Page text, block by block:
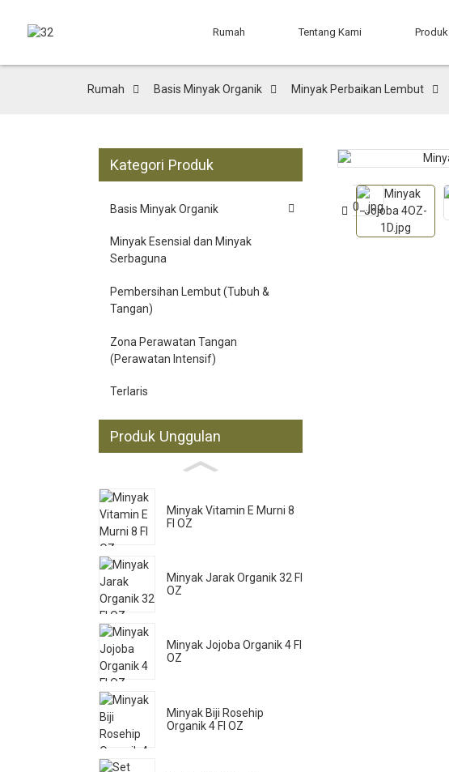
Rumah Tentang Kami Produk
Rumah Basis Minyak Organik Minyak Perbaikan Lembut
Kategori Produk
Basis Minyak Organik
Minyak Esensial dan Minyak
Serbaguna
Pembersihan Lembut (Tubuh &
Tangan)
Zona Perawatan Tangan
(Perawatan Intensif)
Terlaris
Produk Unggulan
Minyak Vitamin E Murni 8
Fl OZ
Minyak Jarak Organik 32 Fl
OZ
Minyak Jojoba Organik 4 Fl
OZ
Minyak Biji Rosehip
Organik 4 Fl OZ
Loading...
Loading...